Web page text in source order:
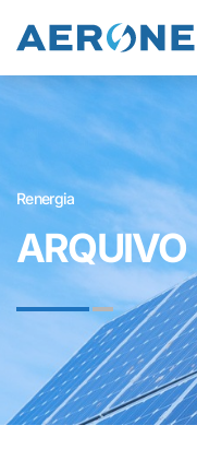
Renergia
ARQUIVO